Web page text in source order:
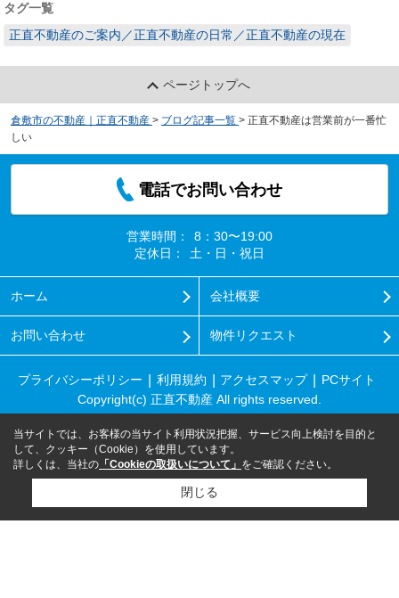
タグ一覧
正直不動産のご案内／正直不動産の日常／正直不動産の現在
ページトップへ
倉敷市の不動産｜正直不動産 > ブログ記事一覧 > 正直不動産は営業前が一番忙
しい
電話でお問い合わせ
営業時間：
8：30〜19:00
定休日：
土・日・祝日
ホーム 会社概要
お問い合わせ 物件リクエスト
プライバシーポリシー 利用規約 アクセスマップ
PCサイト
Copyright(c) 正直不動産 All rights reserved.
当サイトでは、お客様の当サイト利用状況把握、サービス向上検討を目的と
して、クッキー（Cookie）を使用しています。
詳しくは、当社の 「Cookieの取扱いについて」 をご確認ください。
閉じる